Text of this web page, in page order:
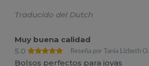
Traducido del Dutch
Muy buena calidad
5.0
Reseña por Tania Lizbeth O.
Bolsos perfectos para joyas